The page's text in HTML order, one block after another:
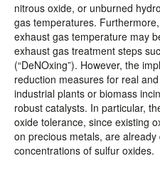
nitrous oxide, or unburned
gas temperatures.
exhaust gas temperature may
exhaust gas treatment steps
(“DeNOxing”). However, the
reduction measures for real
industrial plants or biomass
robust catalysts. In particular,
oxide tolerance, since existing
on precious metals, are
concentrations of sulfur oxides.